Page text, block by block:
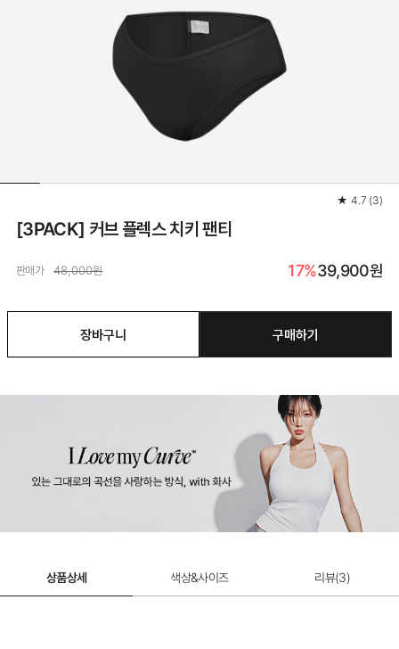
★ 4.7 (3)
[3PACK] 커브 플렉스 치키 팬티
판매가 48,000원 17%39,900원
장바구니 구매하기
상품상세 색상&사이즈 리뷰(3)